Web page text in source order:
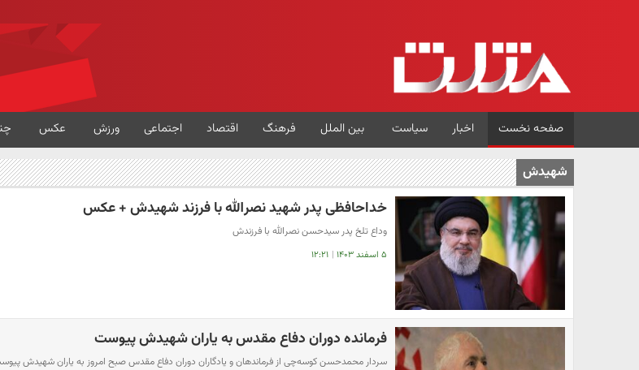
صفحه نخست اخبار سیاست بین الملل فرهنگ اقتصاد اجتماعی ورزش عکس
شهیدش
خداحافظی پدر شهید نصرالله با فرزند شهیدش + عکس
وداع تلخ پدر سیدحسن نصرالله با فرزندش
۵ اسفند ۱۴۰۳ | ۱۲:۲۱
فرمانده دوران دفاع مقدس به یاران شهیدش پیوست
سردار محمدحسن کوسه‌چی از فرماندهان و یادگاران دوران دفاع مقدس صبح امروز به یاران شهیدش